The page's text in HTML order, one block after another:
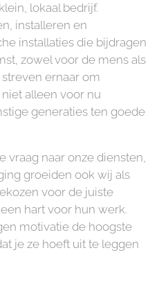
lokaal bedrijf.
installeren en
installaties die bijdragen
zowel voor de mens als
ernaar om
alleen voor nu
generaties ten goede
vraag naar onze diensten,
groeiden ook wij als
voor de juiste
hart voor hun werk.
motivatie de hoogste
je ze hoeft uit te leggen